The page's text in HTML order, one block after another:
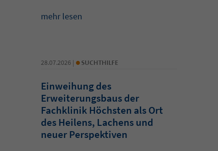
mehr lesen
28.07.2026 | • SUCHTHILFE
Einweihung des
Erweiterungsbaus der
Fachklinik Höchsten als Ort
des Heilens, Lachens und
neuer Perspektiven